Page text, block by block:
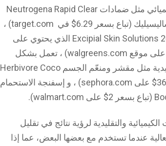
كما يضيف شريداراني إن رقعات التقشير الكيميائي مثل ضمادات Neutrogena Rapid Clear
Treatment Pads التي تحتوي على حمض الساليسيليك (تباع بسعر 6.29$ في target.com) ،
أو كريم Excipial Skin Solutions 20% Urea Intensive Healing Cream الذي يحتوي على
نسبة 20% من محلول اليوريا (يباع بسعر 14$ على موقع walgreens.com) ، تعمل بشكل
جيد، كما تفعل أنواع المقشرات الطبيعية التقليدية مثل مقشر ومنعّم الجسم Herbivore Coco
Rose Coconut Oil Body Polish (يباع بسعر 36$ على sephora.com) ، و إسفنجة الاستحمام
والتقليدية لرؤية نتائج في تقليل
عندما تستخدم مع بعضها البعض، عما إذا